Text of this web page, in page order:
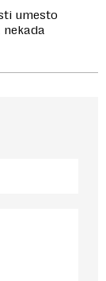
umesto